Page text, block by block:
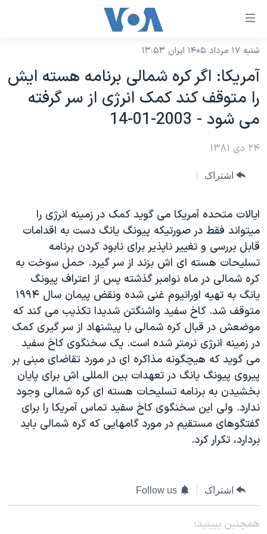
لینکهای
دسترسی
جهش
محتوای
اصلی
به
صفحه
به
جستجو
نسخه سبک وب‌سایت
موضوع ها
ایران
آمریکا
جهان
گزیده‌ها
ویژه برنامه‌ها
ویدیوها
فرهنگ و زندگی
حقوق شهروندی
اقتصادی
علم و فناوری
اسرائیل در جنگ
گالری عکس
آرشیو پخش زنده
برنامه های تلویزیونی
جدول برنامه ها
صفحه‌های ویژه
عملیات خشم حماسی
۲۵۰سالگی آمریکا
بایگانی برنامه‌های تلویزیونی
مستندها
انتخابات ریاست جمهوری آمریکا ۲۰۲۴
حمله جمهوری اسلامی به اسرائیل
رمز مهسا
ورزش زنان در ایران
اعتراضات زن، زندگی، آزادی
مجموعه مستندهای دادخواهی
تریبونال مردمی آبان ۹۸
قانون شفافیت دارائی کادر رهبری ایران
پخش رادیویی
یادگیری زبان انگلیسی
دنبال کنید
زبانهای مختلف
شنبه ۱۷ مرداد ۱۴۰۵ ایران ۱۳:۵۳
آمريکا: اگر کره شمالی برنامه هسته ايش
را متوقف کند کمک انرژی از سر گرفته
می شود - 2003-01-14
۲۴ دی ۱۳۸۱
اشتراک
ايالات متحده آمريکا می گويد کمک در زمينه انرژی را
ميتواند فقط در صورتيکه پيونگ يانگ دست به اقدامات
قابل بررسی و تغيير ناپذير برای نابود کردن برنامه
تسليحات هسته ای اش بزند از سر گيرد. حمل سوخت به
کره شمالی در ماه نوامبر گذشته پس از اعتراف پيونگ
يانگ به تهيه اورانيوم غنی شده ونقض پيمان سال ۱۹۹۴
متوقف شد. کاخ سفيد واشنگتن شديدا تکذيب می کند که
موضعش در قبال کره شمالی با پيشنهاد از سر گيری کمک
در زمينه انرژی نرمتر شده است. يک سخنگوی کاخ سفيد
می گويد که هيچگونه مذاکره ای در مورد تقاضای مبنی بر
پيروی پيونگ يانگ در تعهدات بين المللی اش برای پايان
بخشيدن به برنامه تسليحات هسته ای کره شمالی وجود
ندارد. ولی اين سخنگوی کاخ سفيد تماس آمريکا را برای
گفتگوهای مستقيم در مورد گامهايی که کره شمالی بايد
بردارد، تکرار کرد.
اشتراک Follow us
همچنبن ببینید: